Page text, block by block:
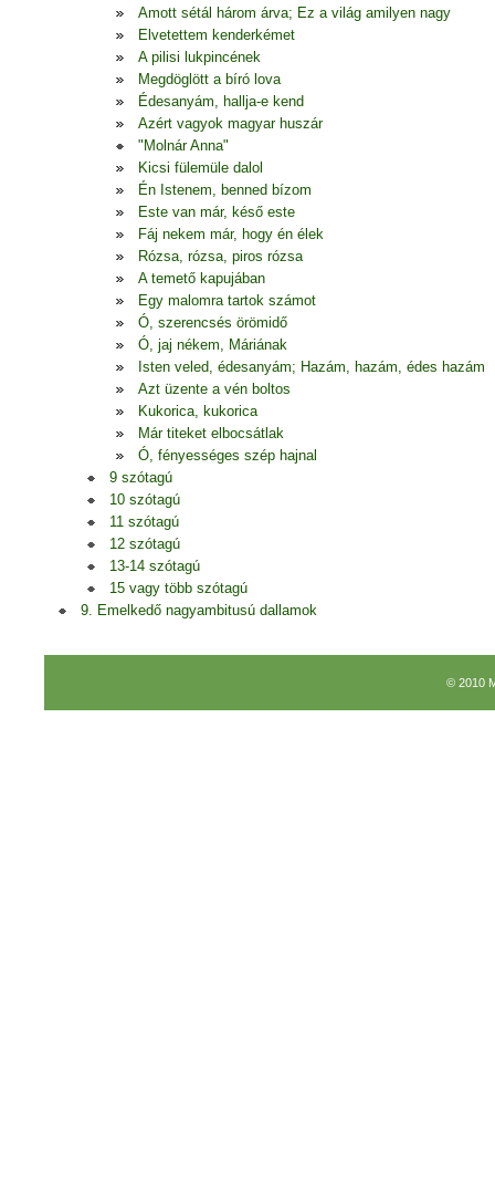
Amott sétál három árva; Ez a világ amilyen nagy
Elvetettem kenderkémet
A pilisi lukpincének
Megdöglött a bíró lova
Édesanyám, hallja-e kend
Azért vagyok magyar huszár
"Molnár Anna"
Kicsi fülemüle dalol
Én Istenem, benned bízom
Este van már, késő este
Fáj nekem már, hogy én élek
Rózsa, rózsa, piros rózsa
A temető kapujában
Egy malomra tartok számot
Ó, szerencsés örömidő
Ó, jaj nékem, Máriának
Isten veled, édesanyám; Hazám, hazám, édes hazám
Azt üzente a vén boltos
Kukorica, kukorica
Már titeket elbocsátlak
Ó, fényességes szép hajnal
9 szótagú
10 szótagú
11 szótagú
12 szótagú
13-14 szótagú
15 vagy több szótagú
9. Emelkedő nagyambitusú dallamok
© 2010